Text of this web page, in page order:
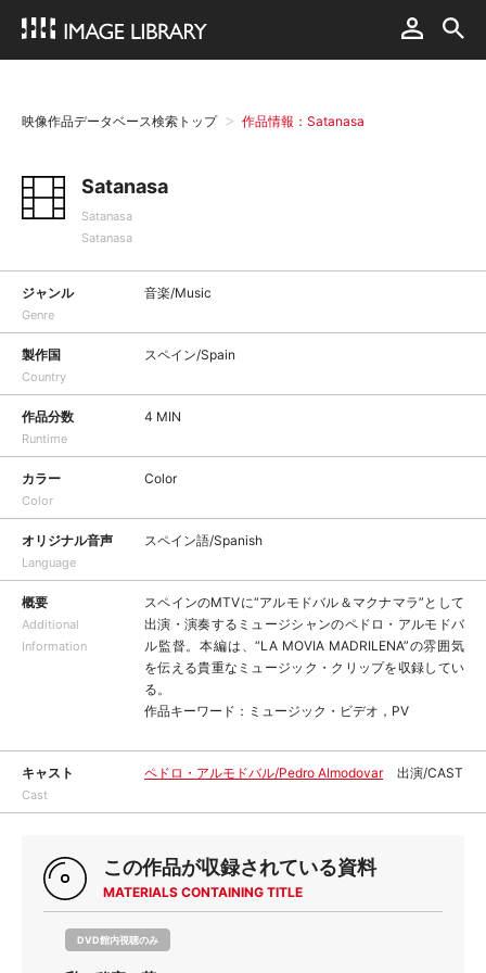
映像作品データベース検索トップ 作品情報：Satanasa
Satanasa
Satanasa
Satanasa
ジャンル
Genre
音楽/Music
製作国
Country
スペイン/Spain
作品分数
Runtime
4 MIN
カラー
Color
Color
オリジナル音声
Language
スペイン語/Spanish
概要
Additional
Information
スペインのMTVに“アルモドバル＆マクナマラ”として
出演・演奏するミュージシャンのペドロ・アルモドバ
ル監督。本編は、“LA MOVIA MADRILENA”の雰囲気
を伝える貴重なミュージック・クリップを収録してい
る。
作品キーワード：ミュージック・ビデオ，PV
キャスト
Cast
ペドロ・アルモドバル/Pedro Almodovar 出演/CAST
この作品が収録されている資料
MATERIALS CONTAINING TITLE
DVD館内視聴のみ